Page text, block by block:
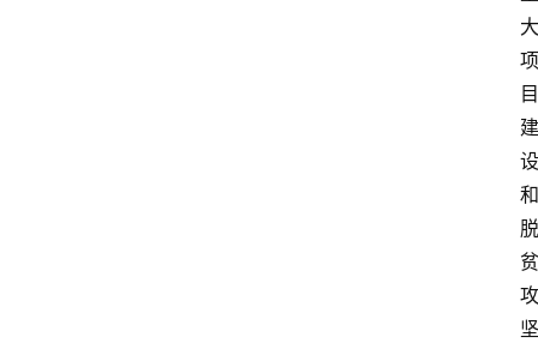
大
项
目
建
设
和
脱
贫
攻
坚